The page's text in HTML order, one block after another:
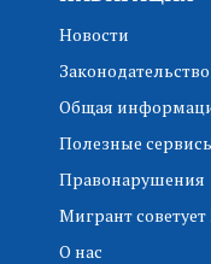
Новости
Законодательство
Общая
Полезные
Правонарушения
Мигрант
О нас